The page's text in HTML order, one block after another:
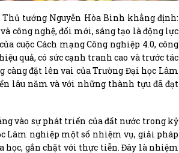
tướng Nguyễn Hòa Bình khẳng định:
công nghệ, đổi mới, sáng tạo là động lực
cuộc Cách mạng Công nghiệp 4.0, công
quả, có sức cạnh tranh cao và trước tác
đặt lên vai của Trường Đại học Lâm
lâu năm và với những thành tựu đã đạt
vào sự phát triển của đất nước trong kỷ
Lâm nghiệp một số nhiệm vụ, giải pháp
học, gắn chặt với thực tiễn. Đây là nhiệm